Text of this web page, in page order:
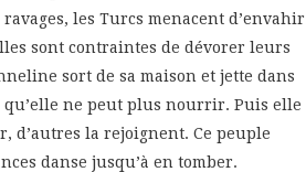
les Turcs menacent d’envahir
sont contraintes de dévorer leurs
sort de sa maison et jette dans
ne peut plus nourrir. Puis elle
d’autres la rejoignent. Ce peuple
danse jusqu’à en tomber.